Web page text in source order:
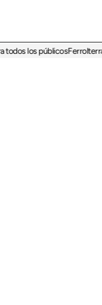
los públicosFerrolterra